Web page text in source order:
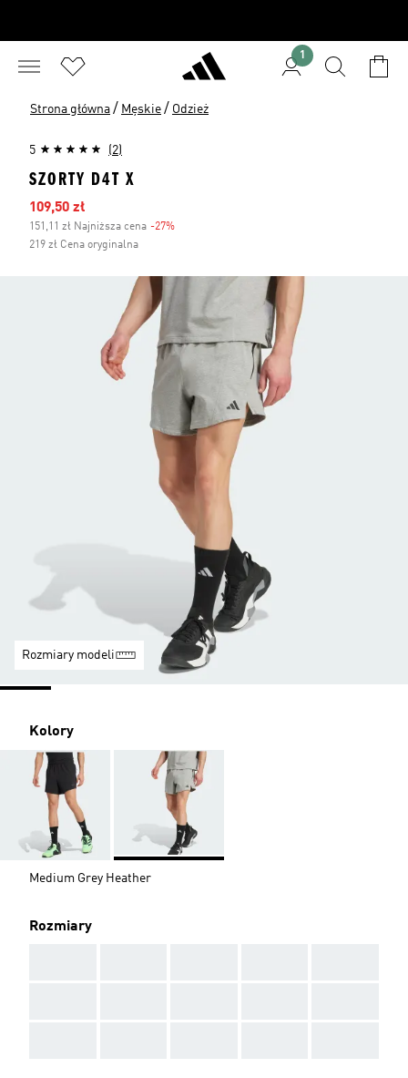
1
Strona główna / Męskie / Odzież
5 (2)
SZORTY D4T X
Ceny na wyprzedaży
109,50 zł
151,11 zł Najniższa cena -27%
219 zł Cena oryginalna
Rozmiary modeli
Kolory
Medium Grey Heather
Rozmiary